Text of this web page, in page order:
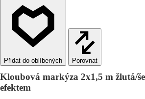
Porovnat
Kloubová markýza 2x1,5 m žlutá/
efektem